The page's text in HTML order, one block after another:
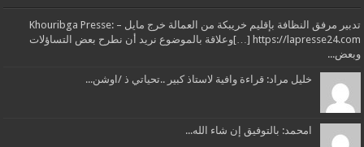
تدبير مرفق النظافة بإقليم خريبكة من العمالة خرج مايل – Khouribga Presse:
[…] https://lapresse24.comوعلاقة بالموضوع نريد أن نطرح بعض التساؤلات
وبعض...
خليل مراد: قراءة وافية لاستاذ كبير ..تحياتي ذ /اوشن...
امحمد: بالتوفيق إن شاء الله...